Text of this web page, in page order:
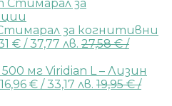
за когнитивни
€ / 37,77 лв. 27,58€/
Viridian L – Лизин
16,96 € / 33,17 лв. 19,95€/